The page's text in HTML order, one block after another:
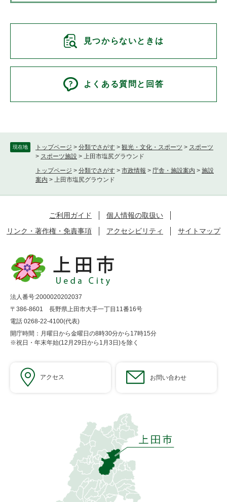
現在地 トップページ > 分類でさがす > 観光・文化・スポーツ > スポーツ
> スポーツ施設 > 上田市塩尻グラウンド
トップページ > 分類でさがす > 市政情報 > 庁舎・施設案内 > 施設
案内 > 上田市塩尻グラウンド
見つからないときは
よくある質問と回答
ご利用ガイド
個人情報の取扱い
リンク・著作権・免責事項
アクセシビリティ サイトマップ
法人番号:2000020202037
〒386-8601 長野県上田市大手一丁目11番16号
電話 0268-22-4100(代表)
開庁時間：月曜日から金曜日の8時30分から17時15分
※祝日・年末年始(12月29日から1月3日)を除く
アクセス お問い合わせ